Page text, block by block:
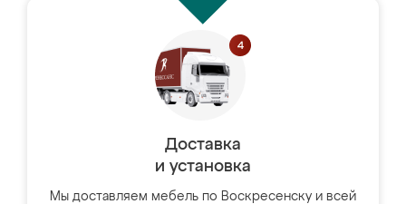
Доставка
и установка
Мы доставляем мебель по Воскресенску и всей